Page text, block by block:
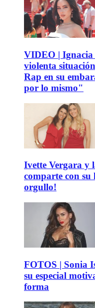
VIDEO | Ignacia
violenta
Rap en su
por lo mismo"
Ivette Vergara y
comparte con su
orgullo!
FOTOS | Sonia
su especial
forma